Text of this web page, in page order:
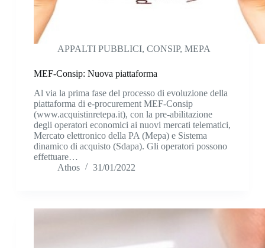
APPALTI PUBBLICI, CONSIP, MEPA
MEF-Consip: Nuova piattaforma
Al via la prima fase del processo di evoluzione della
piattaforma di e-procurement MEF-Consip
(www.acquistinretepa.it), con la pre-abilitazione
degli operatori economici ai nuovi mercati telematici,
Mercato elettronico della PA (Mepa) e Sistema
dinamico di acquisto (Sdapa). Gli operatori possono
effettuare…
Athos
31/01/2022